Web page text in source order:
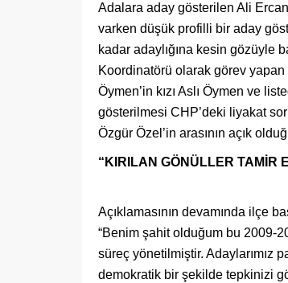
Adalara aday gösterilen Ali
varken düşük profilli bir aday
kadar adaylığına kesin gözüyle
Koordinatörü olarak görev
Öymen’in kızı Aslı Öymen ve
gösterilmesi CHP’deki liyakat
Özgür Özel’in arasının açık
“KIRILAN GÖNÜLLER TAMİR
Açıklamasının devamında ilçe
“Benim şahit olduğum bu 2009-
süreç yönetilmiştir. Adaylarımız
demokratik bir şekilde tepkinizi